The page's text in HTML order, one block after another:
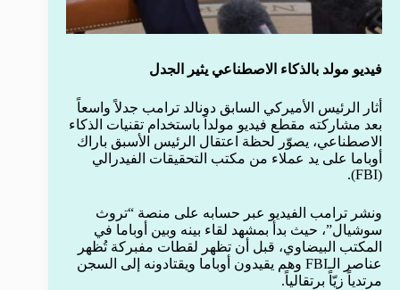
فيديو مولد بالذكاء الاصطناعي يثير الجدل
أثار الرئيس الأميركي السابق دونالد ترامب جدلاً واسعاً
بعد مشاركته مقطع فيديو مولداً باستخدام تقنيات الذكاء
الاصطناعي، يصوّر لحظة اعتقال الرئيس الأسبق باراك
أوباما على يد عملاء من مكتب التحقيقات الفيدرالي
(FBI).
ونشر ترامب الفيديو عبر حسابه على منصة “تروث
سوشيال”، حيث بدأ بمشهد لقاء بينه وبين أوباما في
المكتب البيضاوي، قبل أن تظهر لقطات مفبركة تُظهر
عناصر الـFBI وهم يقيدون أوباما ويقتادونه إلى السجن
مرتدياً زيّاً برتقالياً.